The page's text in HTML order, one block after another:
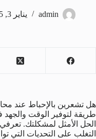
admin يناير 3, 2025
هل تشعرين بالإحباط عند
طريقة لتوفير الوقت
الحل الأمثل لمشكلتك.
التغلب على التحديات التي